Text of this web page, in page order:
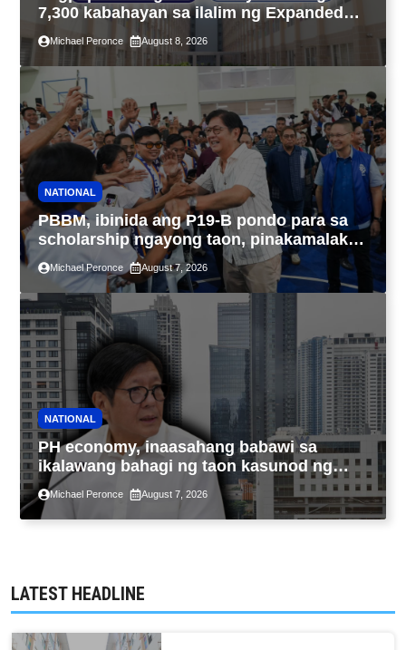
7,300 kabahayan sa ilalim ng Expanded
4PH, posible na sa pagtutulungan ng Pag-
IBIG at P.A. Alvarez
Michael Peronce August 8, 2026
NATIONAL
PBBM, ibinida ang P19-B pondo para sa
scholarship ngayong taon, pinakamalaki
sa kasaysayan ng TESDA
Michael Peronce August 7, 2026
NATIONAL
PH economy, inaasahang babawi sa
ikalawang bahagi ng taon kasunod ng
2.3% GDP dulot ng Middle East war,
pagkaantala ng public construction
Michael Peronce August 7, 2026
LATEST HEADLINE